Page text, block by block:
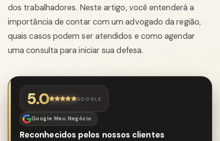
dos trabalhadores. Neste artigo, você entenderá a
importância de contar com um advogado da região,
quais casos podem ser atendidos e como agendar
uma consulta para iniciar sua defesa.
5.0 GOOGLE
Google Meu Negócio
Reconhecidos pelos nossos clientes